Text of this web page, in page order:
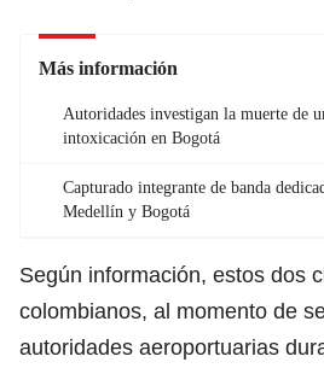
Más información
Autoridades investigan la muerte de
intoxicación en Bogotá
Capturado integrante de banda
Medellín y Bogotá
Según información, estos dos
colombianos, al momento de
autoridades aeroportuarias